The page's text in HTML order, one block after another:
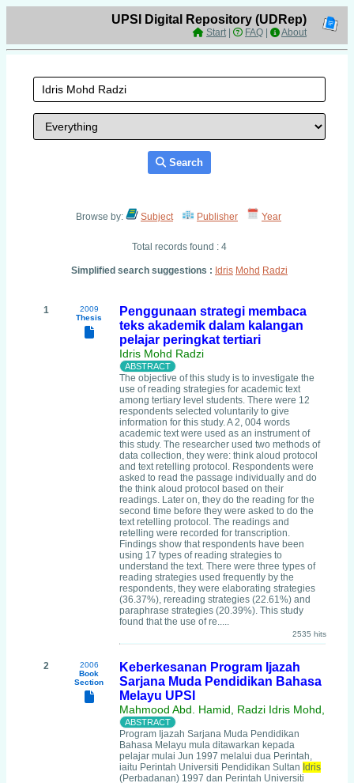
UPSI Digital Repository (UDRep)
Start| FAQ About
Search
Browse by: Subject Publisher Year
Total records found : 4
Simplified search suggestions : Idris Mohd Radzi
1
2009
Thesis
Penggunaan strategi membaca
teks akademik dalam kalangan
pelajar peringkat tertiari
Idris Mohd Radzi
The objective of this study is to investigate the
use of reading strategies for academic text
among tertiary level students. There were 12
respondents selected voluntarily to give
information for this study. A 2, 004 words
academic text were used as an instrument of
this study. The researcher used two methods of
data collection, they were: think aloud protocol
and text retelling protocol. Respondents were
asked to read the passage individually and do
the think aloud protocol based on their
readings. Later on, they do the reading for the
second time before they were asked to do the
text retelling protocol. The readings and
retelling were recorded for transcription.
Findings show that respondents have been
using 17 types of reading strategies to
understand the text. There were three types of
reading strategies used frequently by the
respondents, they were elaborating strategies
(36.37%), rereading strategies (22.61%) and
paraphrase strategies (20.39%). This study
found that the use of re.....
2535 hits
2
2006
Book
Section
Keberkesanan Program Ijazah
Sarjana Muda Pendidikan Bahasa
Melayu UPSI
Mahmood Abd. Hamid, Radzi Idris Mohd,
Program Ijazah Sarjana Muda Pendidikan
Bahasa Melayu mula ditawarkan kepada
pelajar mulai Jun 1997 melalui dua Perintah,
iaitu Perintah Universiti Pendidikan Sultan Idris
(Perbadanan) 1997 dan Perintah Universiti